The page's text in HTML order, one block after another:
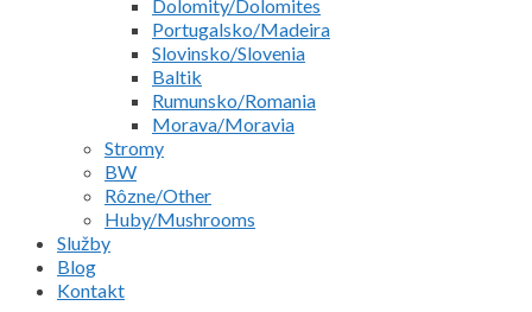
Dolomity/Dolomites
Portugalsko/Madeira
Slovinsko/Slovenia
Baltik
Rumunsko/Romania
Morava/Moravia
Stromy
BW
Rôzne/Other
Huby/Mushrooms
Služby
Blog
Kontakt